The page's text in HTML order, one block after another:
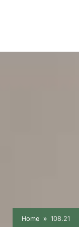
Home 108.21